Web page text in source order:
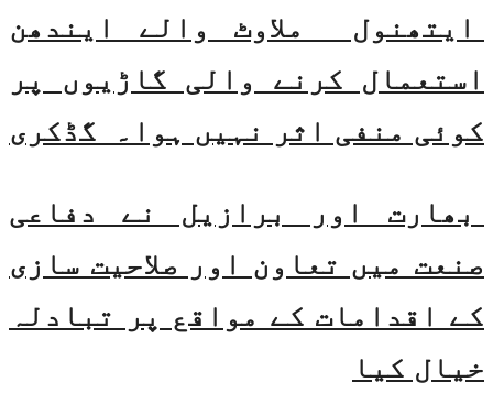
ایتھنول ملاوٹ والے ایندھن
استعمال کرنے والی گاڑیوں پر
کوئی منفی اثر نہیں ہوا۔ گڈکری
بھارت اور برازیل نے دفاعی
صنعت میں تعاون اور صلاحیت سازی
کے اقدامات کے مواقع پر تبادلہ
خیال کیا